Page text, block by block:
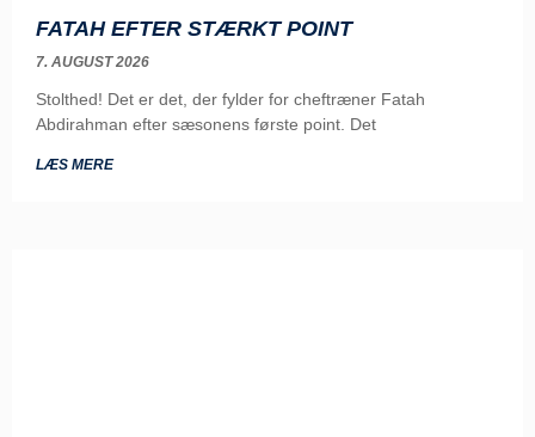
FATAH EFTER STÆRKT POINT
7. AUGUST 2026
Stolthed! Det er det, der fylder for cheftræner Fatah
Abdirahman efter sæsonens første point. Det
LÆS MERE